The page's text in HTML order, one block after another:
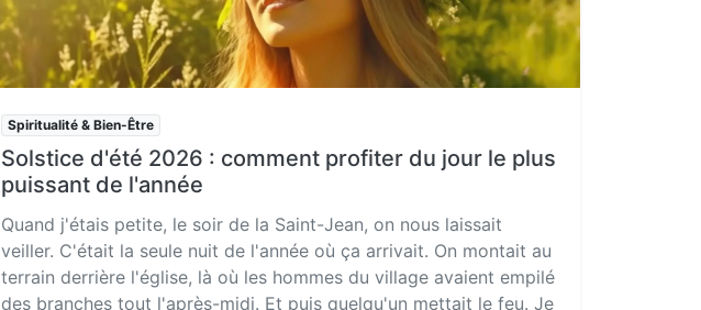
Spiritualité & Bien-Être
Solstice d'été 2026 : comment profiter du jour le plus
puissant de l'année
Quand j'étais petite, le soir de la Saint-Jean, on nous laissait
veiller. C'était la seule nuit de l'année où ça arrivait. On montait au
terrain derrière l'église, là où les hommes du village avaient empilé
des branches tout l'après-midi. Et puis quelqu'un mettait le feu. Je